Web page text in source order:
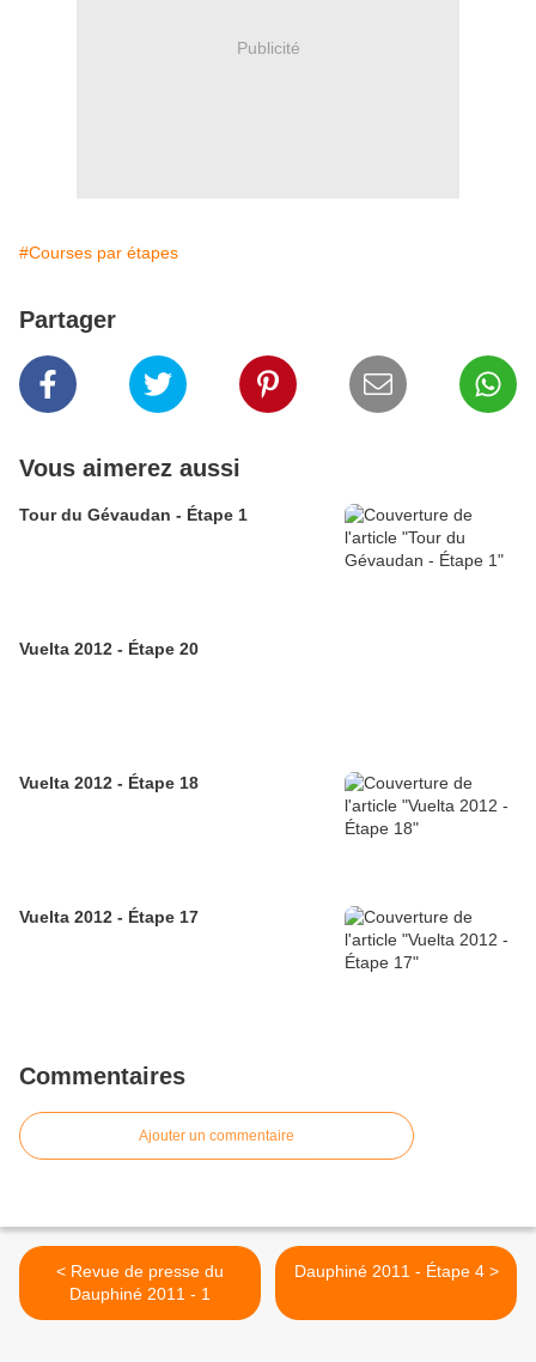
Publicité
#Courses par étapes
Partager
Vous aimerez aussi
Tour du Gévaudan - Étape 1
Vuelta 2012 - Étape 20
Vuelta 2012 - Étape 18
Vuelta 2012 - Étape 17
Commentaires
Ajouter un commentaire
< Revue de presse du
Dauphiné 2011 - 1
Dauphiné 2011 - Étape 4 >